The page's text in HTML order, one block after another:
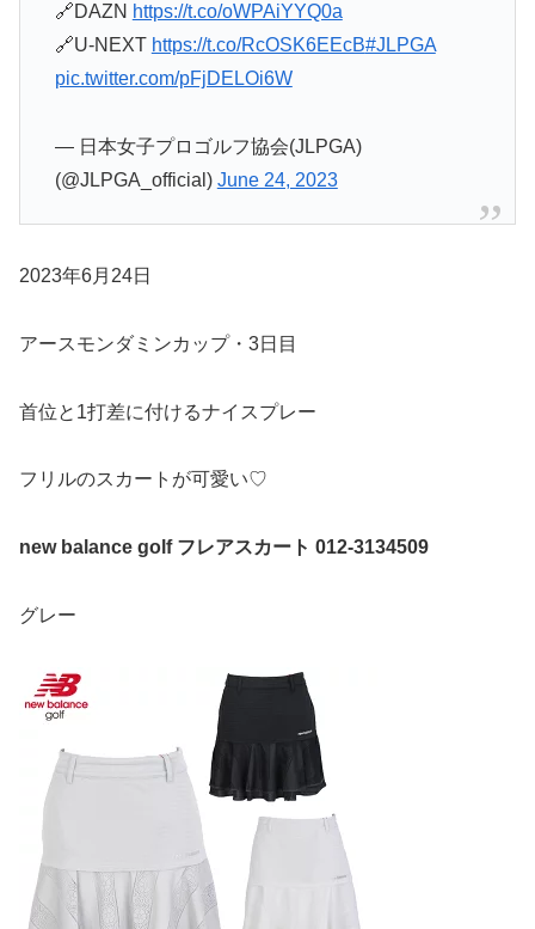
🔗DAZN https://t.co/oWPAiYYQ0a
🔗U-NEXT https://t.co/RcOSK6EEcB#JLPGA
pic.twitter.com/pFjDELOi6W
— 日本女子プロゴルフ協会(JLPGA)
(@JLPGA_official) June 24, 2023
2023年6月24日
アースモンダミンカップ・3日目
首位と1打差に付けるナイスプレー
フリルのスカートが可愛い♡
new balance golf フレアスカート 012-3134509
グレー